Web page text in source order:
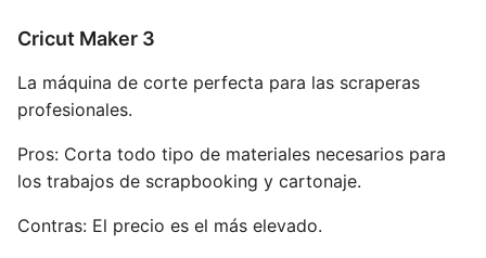
Cricut Maker 3
La máquina de corte perfecta para las scraperas
profesionales.
Pros: Corta todo tipo de materiales necesarios para
los trabajos de scrapbooking y cartonaje.
Contras: El precio es el más elevado.